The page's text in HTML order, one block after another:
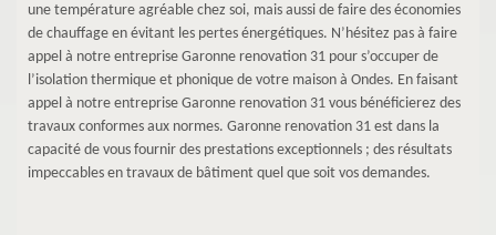
une température agréable chez soi, mais aussi de faire des économies
de chauffage en évitant les pertes énergétiques. N’hésitez pas à faire
appel à notre entreprise Garonne renovation 31 pour s’occuper de
l’isolation thermique et phonique de votre maison à Ondes. En faisant
appel à notre entreprise Garonne renovation 31 vous bénéficierez des
travaux conformes aux normes. Garonne renovation 31 est dans la
capacité de vous fournir des prestations exceptionnels ; des résultats
impeccables en travaux de bâtiment quel que soit vos demandes.